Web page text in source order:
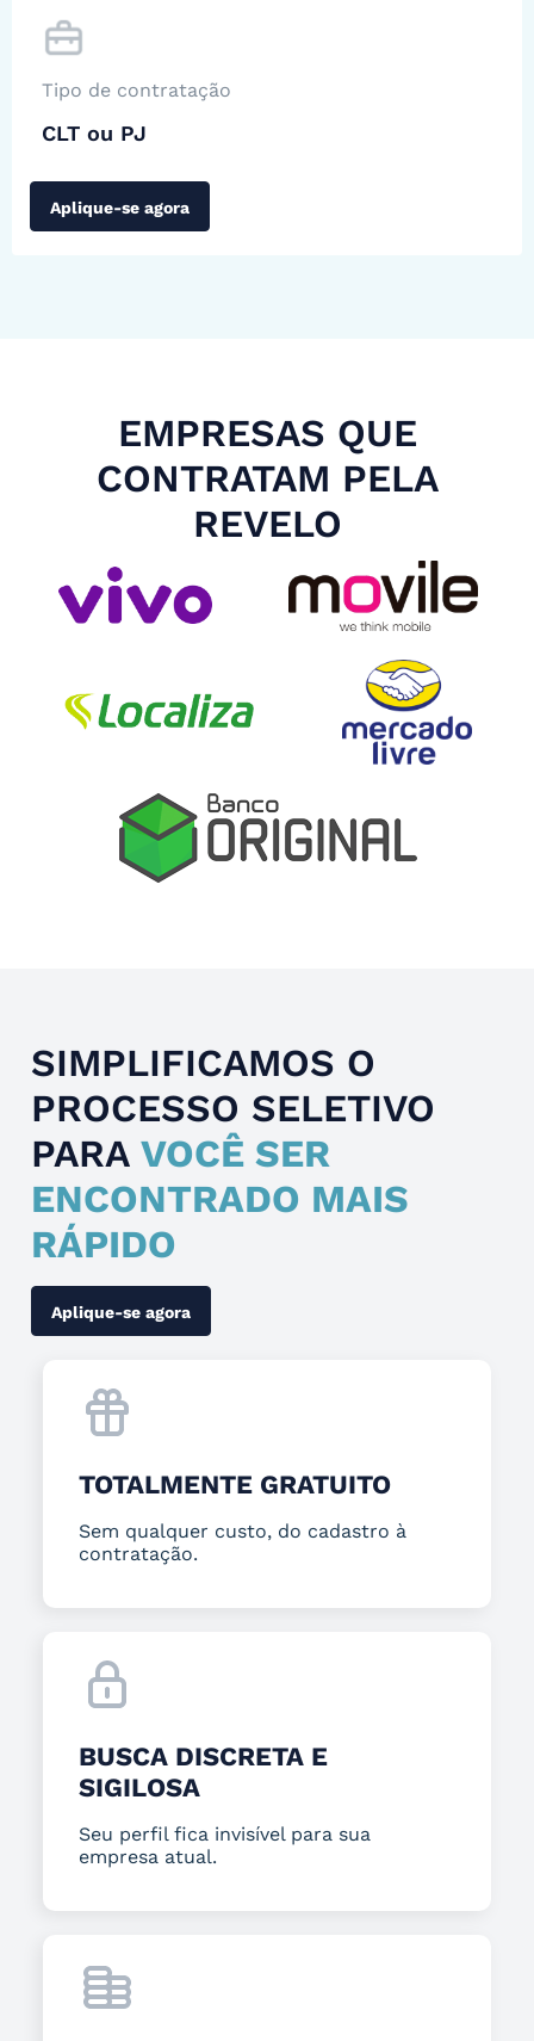
Tipo de contratação
CLT ou PJ
Aplique-se agora
EMPRESAS QUE
CONTRATAM PELA
REVELO
SIMPLIFICAMOS O
PROCESSO SELETIVO
PARA VOCÊ SER
ENCONTRADO MAIS
RÁPIDO
Aplique-se agora
TOTALMENTE GRATUITO
Sem qualquer custo, do cadastro à
contratação.
BUSCA DISCRETA E
SIGILOSA
Seu perfil fica invisível para sua
empresa atual.